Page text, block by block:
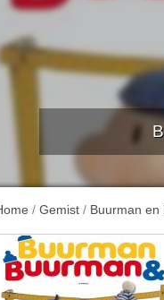
/ Gemist / Buurman en